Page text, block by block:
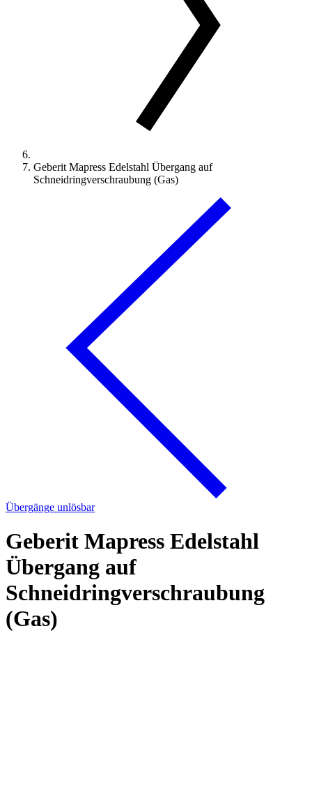
Geberit Mapress Edelstahl Übergang auf
Schneidringverschraubung (Gas)
Übergänge unlösbar
Geberit Mapress Edelstahl
Übergang auf
Schneidringverschraubung
(Gas)